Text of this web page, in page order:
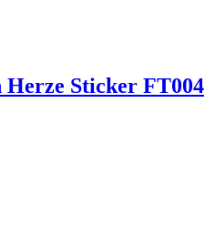
Sticker FT004